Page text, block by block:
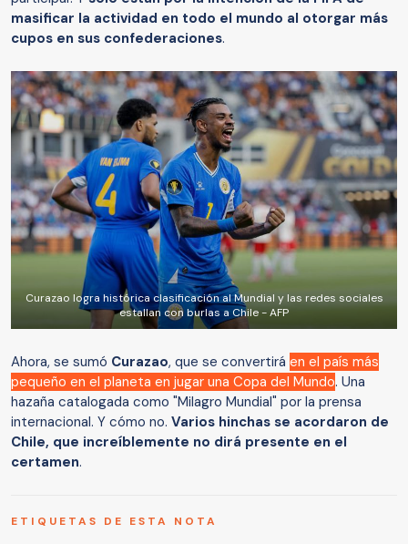
masificar la actividad en todo el mundo al otorgar más
cupos en sus confederaciones.
Curazao logra histórica clasificación al Mundial y las redes sociales
estallan con burlas a Chile - AFP
Ahora, se sumó Curazao, que se convertirá en el país más
pequeño en el planeta en jugar una Copa del Mundo. Una
hazaña catalogada como "Milagro Mundial" por la prensa
internacional. Y cómo no. Varios hinchas se acordaron de
Chile, que increíblemente no dirá presente en el
certamen.
ETIQUETAS DE ESTA NOTA